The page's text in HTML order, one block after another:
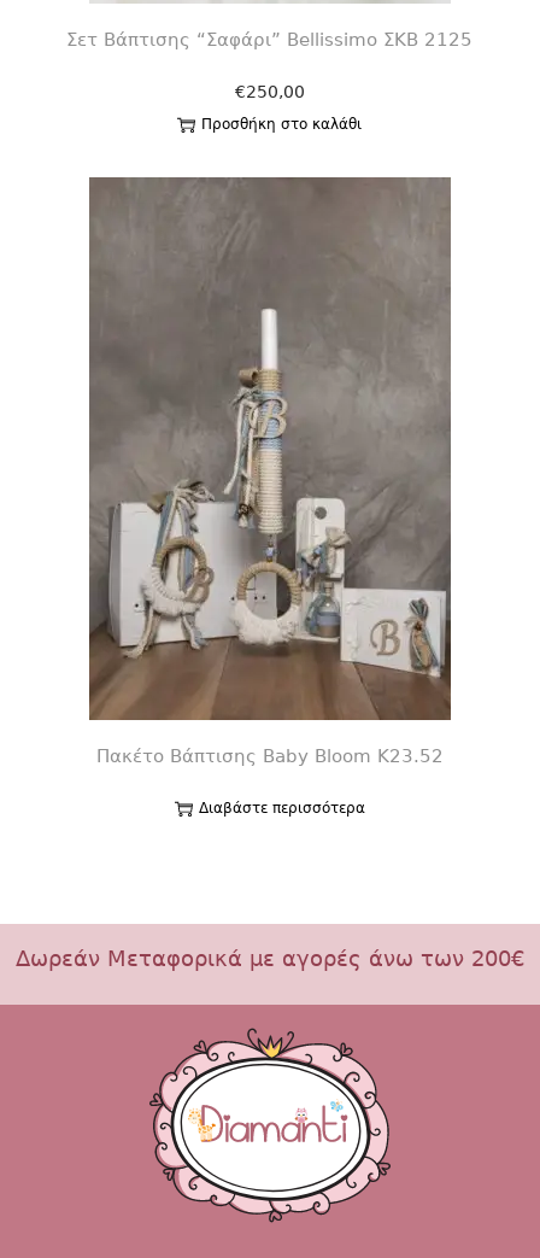
Σετ Βάπτισης “Σαφάρι” Bellissimo ΣΚΒ 2125
€250,00
Προσθήκη στο καλάθι
Πακέτο Βάπτισης Baby Bloom K23.52
Διαβάστε περισσότερα
Δωρεάν Μεταφορικά με αγορές άνω των 200€